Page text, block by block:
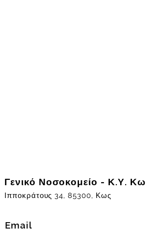
Γενικό Νοσοκομείο - Κ.Υ. Κω
Ιπποκράτους 34, 85300, Κως
Email